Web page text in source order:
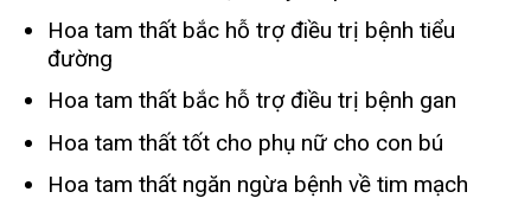
Hoa tam thất bắc hỗ trợ điều trị bệnh tiểu
đường
Hoa tam thất bắc hỗ trợ điều trị bệnh gan
Hoa tam thất tốt cho phụ nữ cho con bú
Hoa tam thất ngăn ngừa bệnh về tim mạch